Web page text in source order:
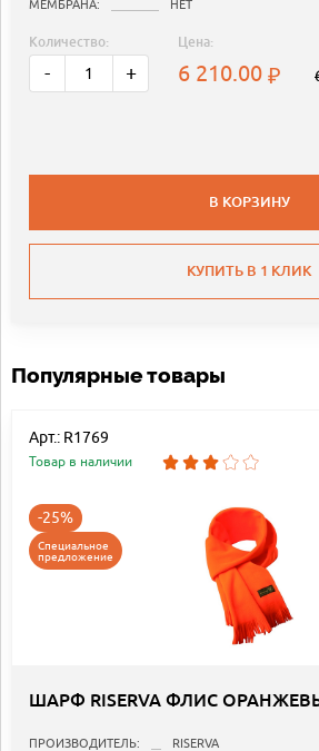
МЕМБРАНА:
НЕТ
Количество:
- +
Цена:
6 210.00
В КОРЗИНУ
КУПИТЬ В 1 КЛИК
Популярные товары
Арт.: R1769
Товар в наличии
-25%
Специальное
предложение
ШАРФ RISERVA ФЛИС
ПРОИЗВОДИТЕЛЬ:
RISERVA